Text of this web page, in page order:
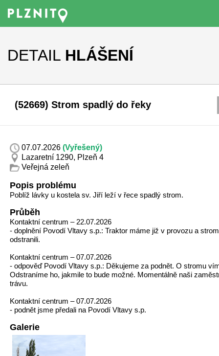
DETAIL HLÁŠENÍ
(52669) Strom spadlý do řeky
07.07.2026 (Vyřešený)
Lazaretní 1290, Plzeň 4
Veřejná zeleň
Popis problému
Poblíž lávky u kostela sv. Jiří leží v řece spadlý strom.
Průběh
Kontaktní centrum – 22.07.2026
- doplnění Povodí Vltavy s.p.: Traktor máme již v provozu a
odstranili.
Kontaktní centrum – 07.07.2026
- odpověď Povodí Vltavy s.p.: Děkujeme za podnět. O stromu
Odstraníme ho, jakmile to bude možné. Momentálně naši
trávu.
Kontaktní centrum – 07.07.2026
- podnět jsme předali na Povodí Vltavy s.p.
Galerie